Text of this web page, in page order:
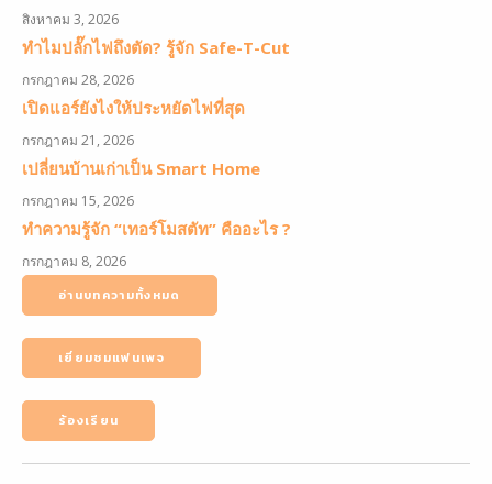
สิงหาคม 3, 2026
ทำไมปลั๊กไฟถึงตัด? รู้จัก Safe-T-Cut
กรกฎาคม 28, 2026
เปิดแอร์ยังไงให้ประหยัดไฟที่สุด
กรกฎาคม 21, 2026
เปลี่ยนบ้านเก่าเป็น Smart Home
กรกฎาคม 15, 2026
ทำความรู้จัก “เทอร์โมสตัท” คืออะไร ?
กรกฎาคม 8, 2026
อ่านบทความทั้งหมด
เยี่ยมชมแฟนเพจ
ร้องเรียน